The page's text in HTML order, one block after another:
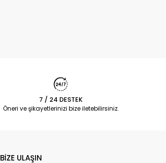
7 / 24 DESTEK
Öneri ve şikayetlerinizi bize iletebilirsiniz.
BİZE ULAŞIN